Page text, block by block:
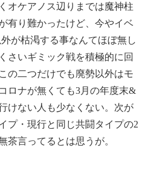
オケアノス辺りまでは魔神柱
有り難かったけど、今やイベ
が枯渇する事なんてほぼ無し
さいギミック戦を積極的に回
の二つだけでも廃勢以外はモ
ロナが無くても3月の年度末&
けない人も少なくない。次が
プ・現行と同じ共闘タイプの2
茶言ってるとは思うが。